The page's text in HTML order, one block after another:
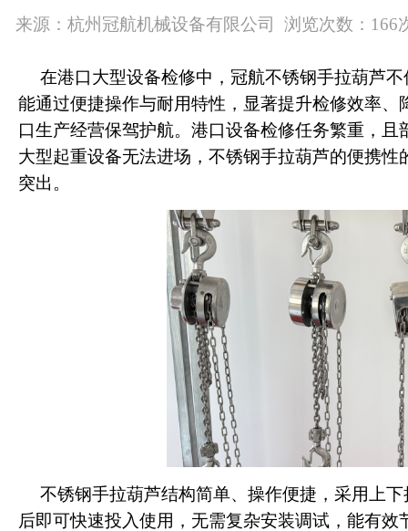
来源：杭州冠航机械设备有限公司 浏览次数：166
在港口大型设备检修中，冠航不锈钢手拉葫芦
能通过便捷操作与耐用特性，显著提升检修效率、
口生产经营保驾护航。港口设备检修任务繁重，且
大型起重设备无法进场，不锈钢手拉葫芦的便携性
突出。
不锈钢手拉葫芦结构简单、操作便捷，采用上
后即可快速投入使用，无需复杂安装调试，能有效